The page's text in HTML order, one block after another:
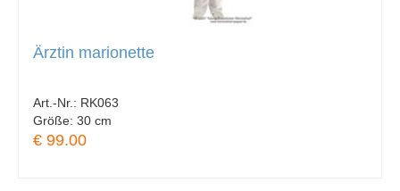
Ärztin marionette
Art.-Nr.: RK063
Größe: 30 cm
€ 99.00